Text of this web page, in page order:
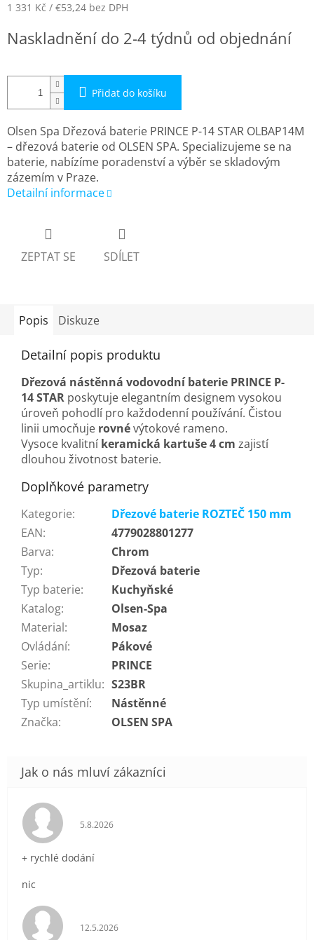
1 331 Kč / €53,24 bez DPH
cena:
Naskladnění do 2-4 týdnů od objednání
Přidat do košíku
Olsen Spa Dřezová baterie PRINCE P-14 STAR OLBAP14M
– dřezová baterie od OLSEN SPA. Specializujeme se na
baterie, nabízíme poradenství a výběr se skladovým
zázemím v Praze.
Detailní informace
ZEPTAT SE SDÍLET
Popis Diskuze
Detailní popis produktu
Dřezová nástěnná vodovodní baterie PRINCE P-
14 STAR poskytuje elegantním designem vysokou
úroveň pohodlí pro každodenní používání. Čistou
linii umocňuje rovnévýtokové rameno.
Vysoce kvalitní keramická kartuše 4 cm zajistí
dlouhou životnost baterie.
Doplňkové parametry
Kategorie:
Dřezové baterie ROZTEČ 150 mm
EAN:
4779028801277
Barva:
Chrom
Typ:
Dřezová baterie
Typ baterie:
Kuchyňské
Katalog:
Olsen-Spa
Material:
Mosaz
Ovládání:
Pákové
Serie:
PRINCE
Skupina_artiklu: S23BR
Typ umístění:
Nástěnné
Značka: OLSEN SPA
Hodnocení obchodu je 5 z 5 hvězdiček.
5.8.2026
+ rychlé dodání
nic
Hodnocení obchodu je 5 z 5 hvězdiček.
12.5.2026